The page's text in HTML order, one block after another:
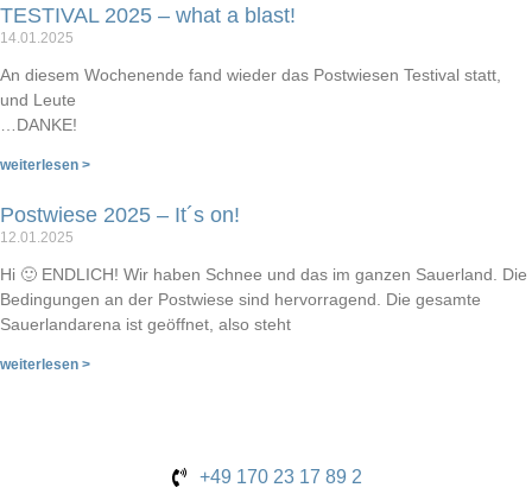
TESTIVAL 2025 – what a blast!
14.01.2025
An diesem Wochenende fand wieder das Postwiesen Testival statt,
und Leute
…DANKE!
weiterlesen >
Postwiese 2025 – It´s on!
12.01.2025
Hi 🙂 ENDLICH! Wir haben Schnee und das im ganzen Sauerland. Die
Bedingungen an der Postwiese sind hervorragend. Die gesamte
Sauerlandarena ist geöffnet, also steht
weiterlesen >
+49 170 23 17 89 2